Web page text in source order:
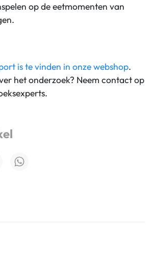
op de eetmomenten van
is te vinden in onze webshop.
het onderzoek? Neem contact op